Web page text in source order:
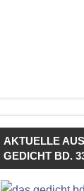
AKTUELLE
GEDICHT BD.